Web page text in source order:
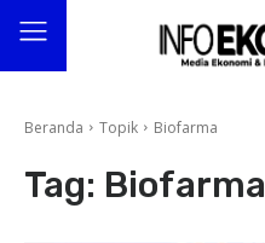
Beranda Topik Biofarma
Tag: Biofarma